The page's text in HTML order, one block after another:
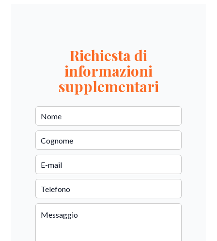
Richiesta di
informazioni
supplementari